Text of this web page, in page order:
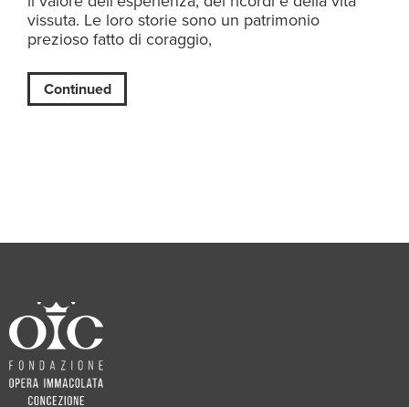
vissuta. Le loro storie sono un patrimonio
prezioso fatto di coraggio,
Continued